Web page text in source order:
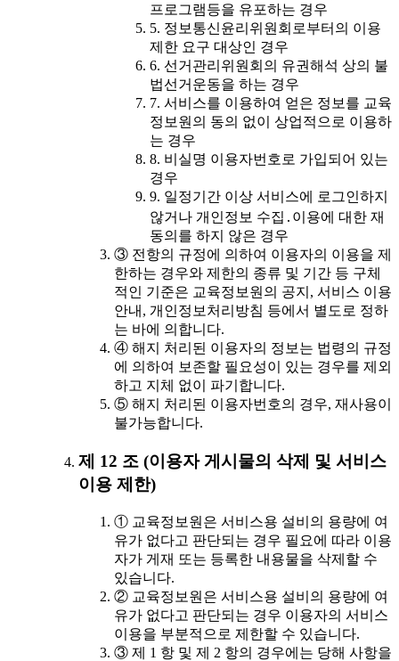
프로그램등을 유포하는 경우
5. 정보통신윤리위원회로부터의 이용
제한 요구 대상인 경우
6. 선거관리위원회의 유권해석 상의 불
법선거운동을 하는 경우
7. 서비스를 이용하여 얻은 정보를 교육
정보원의 동의 없이 상업적으로 이용하
는 경우
8. 비실명 이용자번호로 가입되어 있는
경우
9. 일정기간 이상 서비스에 로그인하지
않거나 개인정보 수집․이용에 대한 재
동의를 하지 않은 경우
③ 전항의 규정에 의하여 이용자의 이용을 제
한하는 경우와 제한의 종류 및 기간 등 구체
적인 기준은 교육정보원의 공지, 서비스 이용
안내, 개인정보처리방침 등에서 별도로 정하
는 바에 의합니다.
④ 해지 처리된 이용자의 정보는 법령의 규정
에 의하여 보존할 필요성이 있는 경우를 제외
하고 지체 없이 파기합니다.
⑤ 해지 처리된 이용자번호의 경우, 재사용이
불가능합니다.
제 12 조 (이용자 게시물의 삭제 및 서비스
이용 제한)
① 교육정보원은 서비스용 설비의 용량에 여
유가 없다고 판단되는 경우 필요에 따라 이용
자가 게재 또는 등록한 내용물을 삭제할 수
있습니다.
② 교육정보원은 서비스용 설비의 용량에 여
유가 없다고 판단되는 경우 이용자의 서비스
이용을 부분적으로 제한할 수 있습니다.
③ 제 1 항 및 제 2 항의 경우에는 당해 사항을